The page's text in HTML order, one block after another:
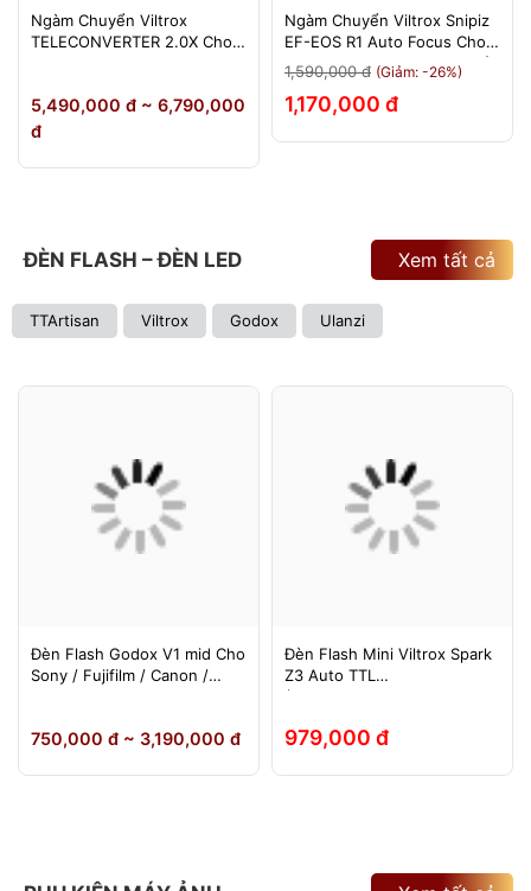
Ngàm Chuyển Viltrox
TELECONVERTER 2.0X Cho
Tháng
5,490,000 đ ~ 6,790,000
đ
Ngàm Chuyển Viltrox Snipiz
EF-EOS R1 Auto Focus Cho
Canon EOS R/RP/R5/R6 - Bảo
Hành 12 Tháng 1 Đổi 1
1,590,000 đ (Giảm: -26%)
1,170,000 đ
ĐÈN FLASH – ĐÈN LED
TTArtisan Viltrox Godox Ulanzi
Xem tất cả
Đèn Flash Godox V1 mid Cho
Sony / Fujifilm / Canon /
750,000 đ ~ 3,190,000 đ
Đèn Flash Mini Viltrox Spark
Z3 Auto TTL
(Fuji/Sony/Canon/Nikon)
979,000 đ